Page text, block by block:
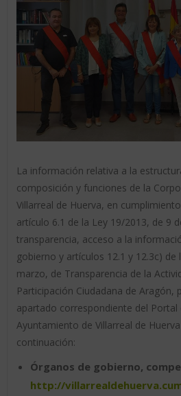
La información relativa a la
composición y funciones de la
Villarreal de Huerva, en
artículo 6.1 de la Ley 19/2013, de 9
transparencia, acceso a la
gobierno y artículos 12.1 y 12.3c) de
marzo, de Transparencia de la
Participación Ciudadana de Aragón,
apartado correspondiente del Portal
Ayuntamiento de Villarreal de
continuación:
Órganos de gobierno,
http://